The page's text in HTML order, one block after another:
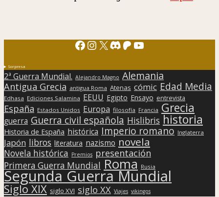
Facebook
Instagram
X Discord
Patreon
YouTube
Sorpresa
2ª Guerra Mundial. Alejandro Magno Alemania
Antigua Grecia antigua Roma Atenas cómic Edad Media
Edhasa Ediciones Salamina EEUU Egipto Ensayo entrevista
España Estados Unidos Europa filosofía Francia Grecia
guerra Guerra civil española Hislibris historia
Historia de España histórica Imperio romano Inglaterra
Japón libros literatura nazismo novela
Novela histórica Premios presentación
Primera Guerra Mundial Roma Rusia
Segunda Guerra Mundial
Siglo XIX siglo XVI siglo XX Viajes vikingos